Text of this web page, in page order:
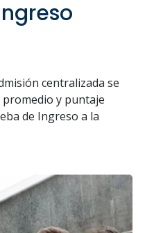
centralizada se
y puntaje
de Ingreso a la